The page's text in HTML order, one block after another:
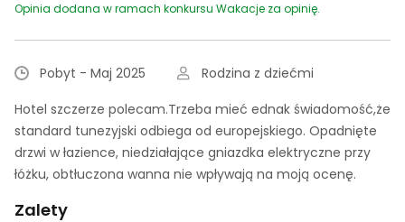
Opinia dodana w ramach konkursu Wakacje za opinię.
Pobyt - Maj 2025
Rodzina z dziećmi
Hotel szczerze polecam.Trzeba mieć ednak świadomość,że
standard tunezyjski odbiega od europejskiego. Opadnięte
drzwi w łazience, niedziałające gniazdka elektryczne przy
łóżku, obtłuczona wanna nie wpływają na moją ocenę.
Zalety